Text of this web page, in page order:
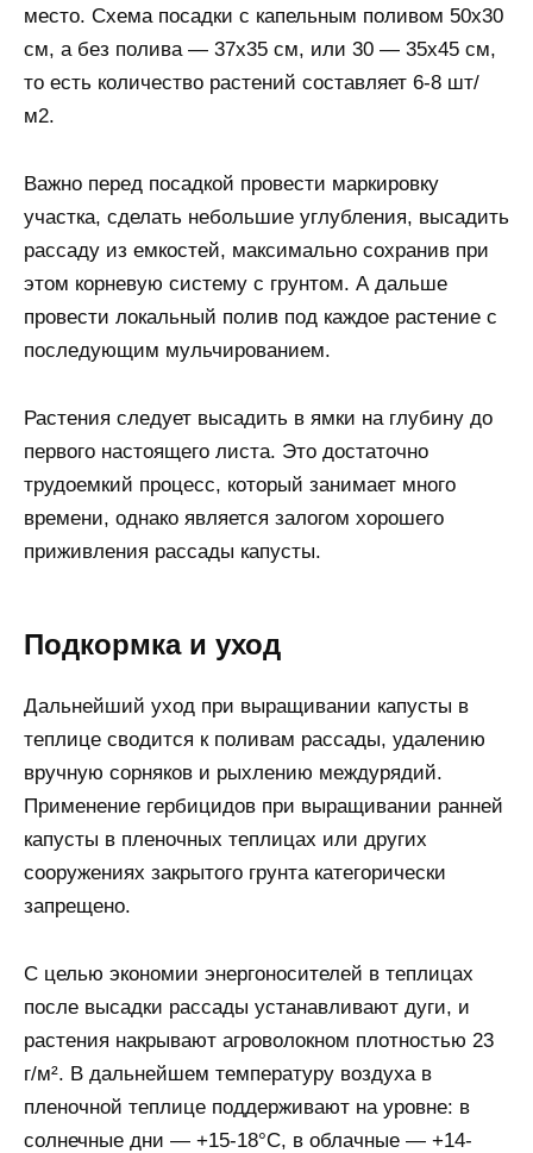
место. Схема посадки с капельным поливом 50х30
см, а без полива — 37х35 см, или 30 — 35х45 см,
то есть количество растений составляет 6-8 шт/
м2.
Важно перед посадкой провести маркировку
участка, сделать небольшие углубления, высадить
рассаду из емкостей, максимально сохранив при
этом корневую систему с грунтом. А дальше
провести локальный полив под каждое растение с
последующим мульчированием.
Растения следует высадить в ямки на глубину до
первого настоящего листа. Это достаточно
трудоемкий процесс, который занимает много
времени, однако является залогом хорошего
приживления рассады капусты.
Подкормка и уход
Дальнейший уход при выращивании капусты в
теплице сводится к поливам рассады, удалению
вручную сорняков и рыхлению междурядий.
Применение гербицидов при выращивании ранней
капусты в пленочных теплицах или других
сооружениях закрытого грунта категорически
запрещено.
С целью экономии энергоносителей в теплицах
после высадки рассады устанавливают дуги, и
растения накрывают агроволокном плотностью 23
г/м². В дальнейшем температуру воздуха в
пленочной теплице поддерживают на уровне: в
солнечные дни — +15-18°С, в облачные — +14-